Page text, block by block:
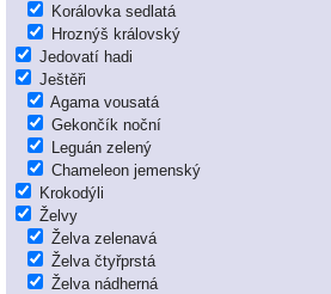
Korálovka sedlatá
Hroznýš královský
Jedovatí hadi
Ještěři
Agama vousatá
Gekončík noční
Leguán zelený
Chameleon jemenský
Krokodýli
Želvy
Želva zelenavá
Želva čtyřprstá
Želva nádherná